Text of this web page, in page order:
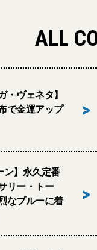
ALL
・ヴェネタ】
で金運アップ
>
ン】永久定番
リー・トー
なブルーに着
>